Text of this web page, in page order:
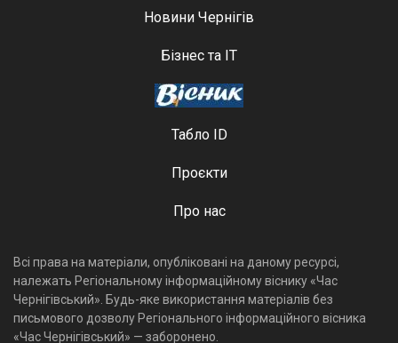
Новини Чернігів
Бізнес та ІТ
Табло ID
Проєкти
Про нас
Всі права на матеріали, опубліковані на даному ресурсі,
належать Регіональному інформаційному віснику «Час
Чернігівський». Будь-яке використання матеріалів без
письмового дозволу Регіонального інформаційного вісника
«Час Чернігівський» — заборонено.